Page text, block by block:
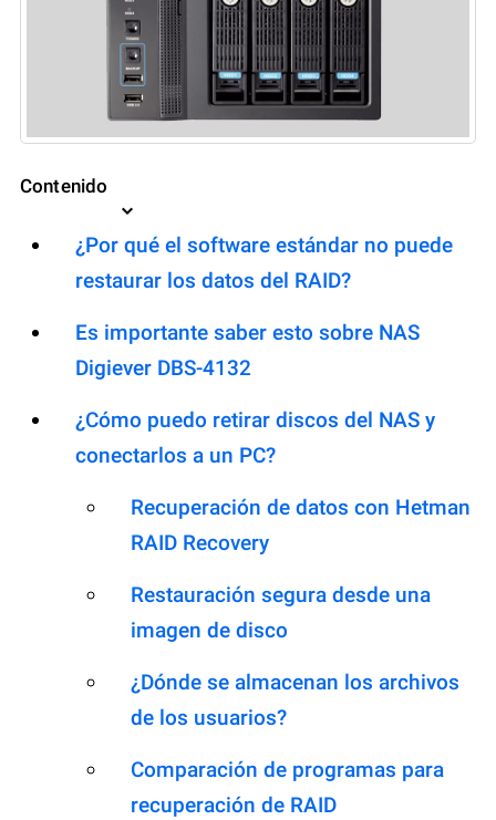
Contenido
¿Por qué el software estándar no puede
restaurar los datos del RAID?
Es importante saber esto sobre NAS
Digiever DBS-4132
¿Cómo puedo retirar discos del NAS y
conectarlos a un PC?
Recuperación de datos con Hetman
RAID Recovery
Restauración segura desde una
imagen de disco
¿Dónde se almacenan los archivos
de los usuarios?
Comparación de programas para
recuperación de RAID